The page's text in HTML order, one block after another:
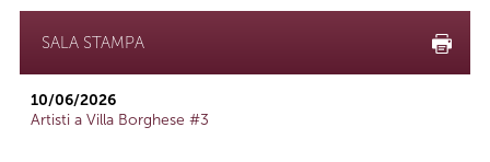
SALA STAMPA
10/06/2026
Artisti a Villa Borghese #3